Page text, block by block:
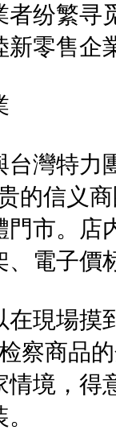
者纷繁寻
零售企
灣特力
的信义
市。店
電子價
現場摸
察商品
境，得